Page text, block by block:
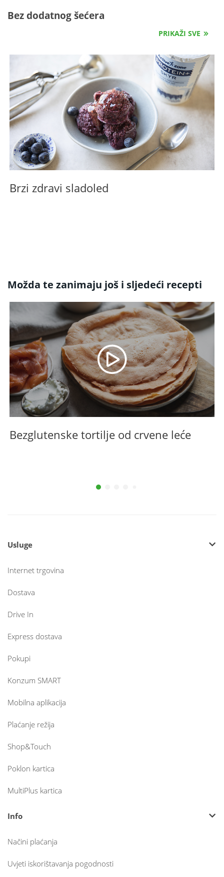
Bez dodatnog šećera
PRIKAŽI SVE
Brzi zdravi sladoled
Možda te zanimaju još i sljedeći recepti
Bezglutenske tortilje od crvene leće
Usluge
Internet trgovina
Dostava
Drive In
Express dostava
Pokupi
Konzum SMART
Mobilna aplikacija
Plaćanje režija
Shop&Touch
Poklon kartica
MultiPlus kartica
Info
Načini plaćanja
Uvjeti iskorištavanja pogodnosti